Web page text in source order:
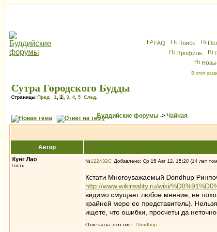
FAQ Поиск
Профиль
В этом
Сутра Городского Будды
Страницы Пред. 1 2 3 4 5 След.
Буддийские форумы -> Чайная
Автор
Кунг Лао
Гость
№122432 Добавлено: Ср 15 Авг 12, 15:20 (14 лет
Кстати Многоуважаемый Dondhup
http://www.wikireality.ru/wiki/
видимо смущает любое мнение, не
крайней мере ее представитель).
ищете, что ошибки, просчеты да
Ответы на этот пост: Dondhup